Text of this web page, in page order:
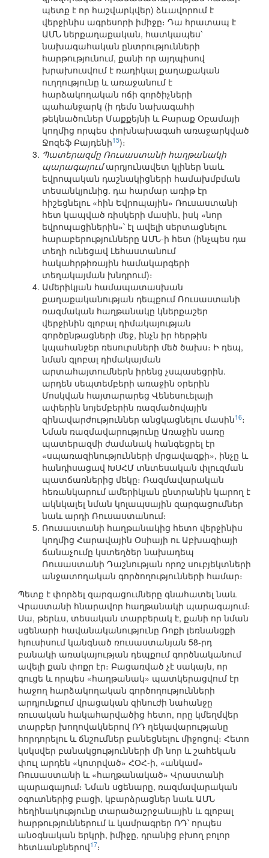
պետք է որ հաշվարկվեր) ձևավորում է
վերջինիս ագրեսորի իմիջը։ Դա հրատապ է
ԱՄՆ ներքաղաքական, հատկապես՝
նախագահական ընտրությունների
հարթությունում, քանի որ այդպիսով
խրախուսվում է ռադիկալ քաղաքական
ուղղությունը և առաջանում է
հարձակողական ոճի գործիչների
պահանջարկ (ի դեմս նախագահի
թեկնածուներ Մաքքեյնի և Բարաք Օբամայի
կողմից որպես փոխնախագահ առաջարկված
Ջոզեֆ Բայդենի15)։
Պատերազմը Ռուսաստանի հաղթանակի
պարագայումարդյունավետ կլիներ նաև
եվրոպական դաշնակիցների համախմբման
տեսանկյունից. դա հարմար առիթ էր
հիշեցնելու «հին Եվրոպային» Ռուսաստանի
հետ կապված ռիսկերի մասին, իսկ «նոր
եվրոպացիներին»՝ էլ ավելի սերտացնելու
հարաբերությունները ԱՄՆ-ի հետ (ինչպես դա
տեղի ունեցավ Լեհաստանում
հակահրթիռային համակարգերի
տեղակայման խնդրում)։
Ամերիկյան համապատասխան
քաղաքականության դեպքում Ռուսաստանի
ռազմական հաղթանակը կներքաշեր
վերջինին գլոբալ դիմակայության
գործընթացների մեջ, ինչն իր հերթին
կպահանջեր ռեսուրսների մեծ ծախս։ Ի դեպ,
նման գլոբալ դիմակայման
արտահայտումներն իրենց չսպասեցրին.
արդեն սեպտեմբերի առաջին օրերին
Մոսկվան հայտարարեց Վենեսուելայի
ափերին նոյեմբերին ռազմածովային
զինավարժություններ անցկացնելու մասին16։
Նման ռազմավարությունը Առաջին սառը
պատերազմի ժամանակ հանգեցրել էր
«սպառազինությունների մրցավազքի», ինչը և
հանդիսացավ ԽՍՀՄ տնտեսական փլուզման
պատճառներից մեկը։ Ռազմավարական
հեռանկարում ամերիկյան ընտրանին կարող է
ակնկալել նման կոլապսային զարգացումներ
նաև արդի Ռուսաստանում։
Ռուսաստանի հաղթանակից հետո վերջինիս
կողմից Հարավային Օսիայի ու Աբխազիայի
ճանաչումը կստեղծեր նախադեպ
Ռուսաստանի Դաշնության որոշ սուբյեկտների
անջատողական գործողությունների համար։
Պետք է փորձել զարգացումները գնահատել նաև
Վրաստանի հնարավոր հաղթանակի պարագայում։
Սա, թերևս, տեսական տարբերակ է, քանի որ նման
սցենարի հավանականությունը Ռոքի լեռնանցքի
հյուսիսում կանգնած ռուսաստանյան 58-րդ
բանակի առակայության դեպքում գործնականում
ավելի քան փոքր էր։ Բացառված չէ սակայն, որ
գուցե և որպես «հաղթանակ» պատկերացվում էր
հաջող հարձակողական գործողությունների
արդյունքում վրացական զինուժի նահանջը
ռուսական հակահարվածից հետո, որը կմեղմվեր
տարբեր խողովակներով ՌԴ ղեկավարությանը
հորդորելու և ճնշումներ բանեցնելու միջոցով։ Հետո
կսկսվեր բանակցությունների մի նոր և շահեկան
փուլ արդեն «կոտրված» ՀՕՀ-ի, «անկամ»
Ռուսաստանի և «հաղթանակած» Վրաստանի
պարագայում։ Նման սցենարը, ռազմավարական
օգուտներից բացի, կբարձրացներ նաև ԱՄՆ
հեղինակությունը տարածաշրջանային և գլոբալ
հարթություններում և կամրագրեր ՌԴ՝ որպես
անօգնական երկրի, իմիջը, դրանից բխող բոլոր
հետևանքներով17։